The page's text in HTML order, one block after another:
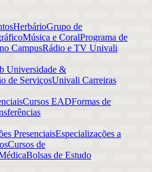
HerbárioGrupo de
Música e CoralPrograma de
CampusRádio e TV Univali
Universidade &
de ServiçosUnivali Carreiras
Cursos EADFormas de
PresenciaisEspecializações a
Cursos de
Bolsas de Estudo